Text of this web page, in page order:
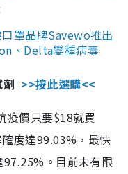
罩品牌Savewo推出
、Delta變種病毒
>>按此選購<<
疫價只要$18就買
度達99.03%，最快
。目前未有限